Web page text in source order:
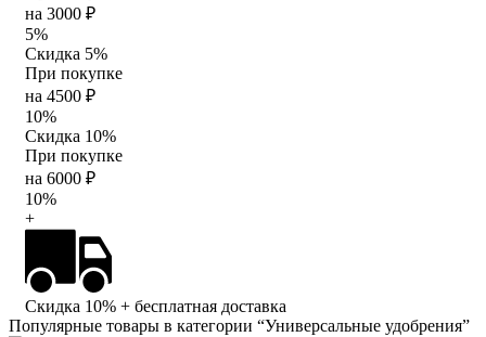
на 3000 ₽
5%
Скидка 5%
При покупке
на 4500 ₽
10%
Скидка 10%
При покупке
на 6000 ₽
10%
+
Скидка 10% + бесплатная доставка
Популярные товары в категории “Универсальные удобрения”